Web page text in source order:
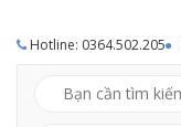
Hotline: 0364.502.205